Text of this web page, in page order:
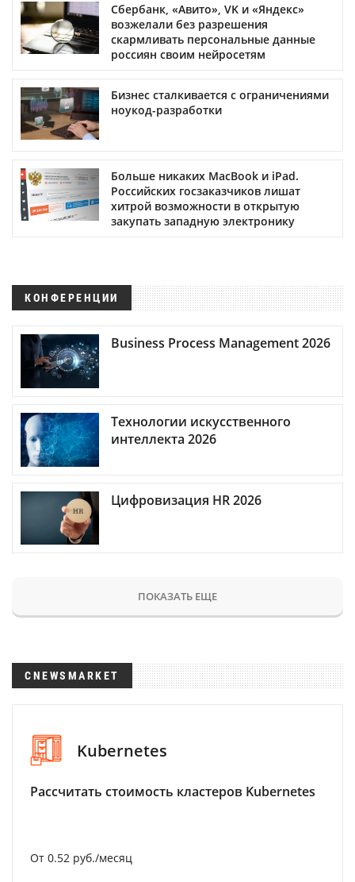
Сбербанк, «Авито», VK и «Яндекс»
возжелали без разрешения
скармливать персональные данные
россиян своим нейросетям
Бизнес сталкивается с ограничениями
ноукод-разработки
Больше никаких MacBook и iPad.
Российских госзаказчиков лишат
хитрой возможности в открытую
закупать западную электронику
КОНФЕРЕНЦИИ
Business Process Management 2026
Технологии искусственного
интеллекта 2026
Цифровизация HR 2026
ПОКАЗАТЬ ЕЩЕ
CNEWSMARKET
Kubernetes
Рассчитать стоимость кластеров Kubernetes
От 0.52 руб./месяц